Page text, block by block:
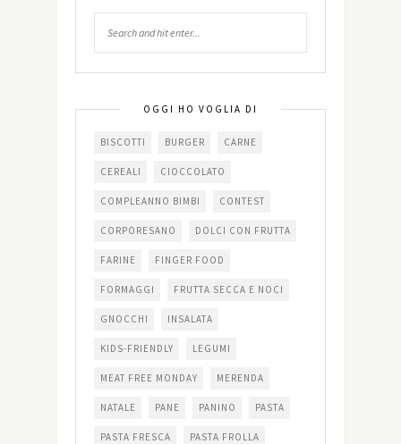
OGGI HO VOGLIA DI
BISCOTTI BURGER CARNE
CEREALI CIOCCOLATO
COMPLEANNO BIMBI CONTEST
CORPORESANO DOLCI CON FRUTTA
FARINE FINGER FOOD
FORMAGGI FRUTTA SECCA E NOCI
GNOCCHI INSALATA
KIDS-FRIENDLY LEGUMI
MEAT FREE MONDAY MERENDA
NATALE PANE PANINO PASTA
PASTA FRESCA PASTA FROLLA